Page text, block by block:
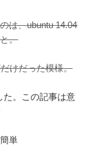
は、ubuntu 14.04
。
けだった模様。
。この記事は意
単